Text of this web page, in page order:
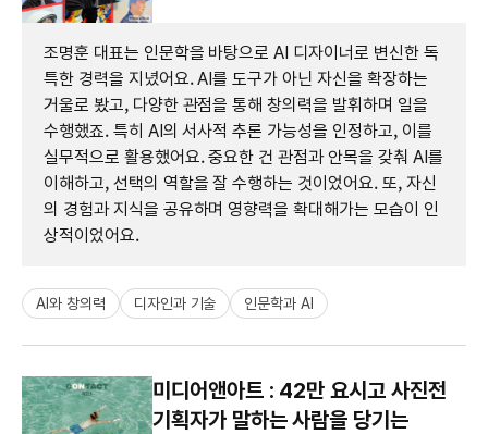
조명훈 대표는 인문학을 바탕으로 AI 디자이너로 변신한 독
특한 경력을 지녔어요. AI를 도구가 아닌 자신을 확장하는
거울로 봤고, 다양한 관점을 통해 창의력을 발휘하며 일을
수행했죠. 특히 AI의 서사적 추론 가능성을 인정하고, 이를
실무적으로 활용했어요. 중요한 건 관점과 안목을 갖춰 AI를
이해하고, 선택의 역할을 잘 수행하는 것이었어요. 또, 자신
의 경험과 지식을 공유하며 영향력을 확대해가는 모습이 인
상적이었어요.
AI와 창의력 디자인과 기술 인문학과 AI
미디어앤아트 : 42만 요시고 사진전
기획자가 말하는 사람을 당기는